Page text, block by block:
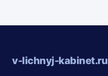
v-lichnyj-kabinet.ru